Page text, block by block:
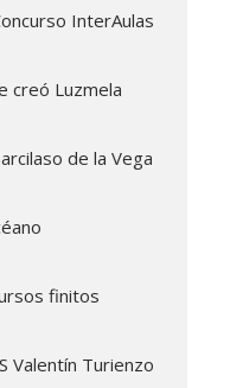
InterAulas
creó Luzmela
de la Vega
finitos
Valentín Turienzo